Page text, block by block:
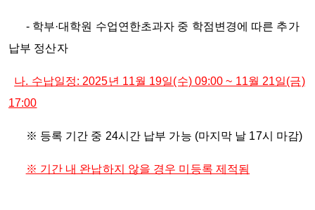
- 학부·대학원 수업연한초과자 중 학점변경에 따른 추가
납부 정산자
나. 수납일정: 2025년 11월 19일(수) 09:00 ~ 11월 21일(금)
17:00
※ 등록 기간 중 24시간 납부 가능 (마지막 날 17시 마감)
※ 기간 내 완납하지 않을 경우 미등록 제적됨